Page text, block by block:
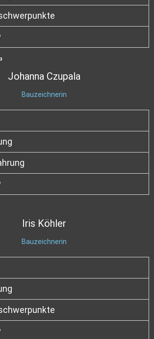
Johanna Czupala
Bauzeichnerin
Iris Köhler
Bauzeichnerin